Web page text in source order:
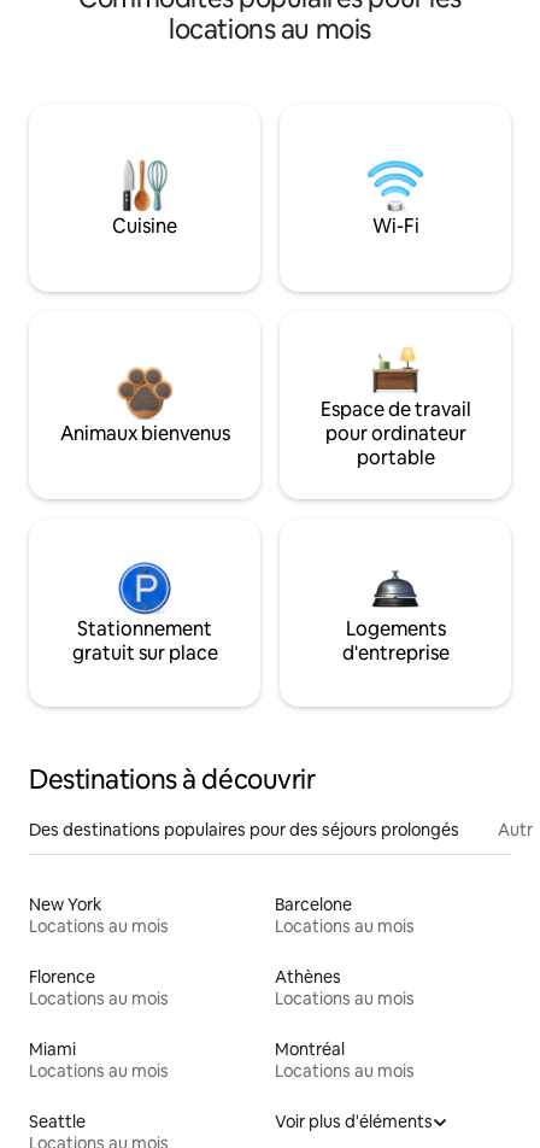
locations au mois
Cuisine Wi-Fi
Animaux bienvenus
Espace de travail
pour ordinateur
portable
Stationnement
gratuit sur place
Logements
d'entreprise
Destinations à découvrir
Des destinations populaires pour des séjours prolongés
New York
Locations au mois
Barcelone
Locations au mois
Florence
Locations au mois
Athènes
Locations au mois
Miami
Locations au mois
Montréal
Locations au mois
Seattle
Locations au mois
Voir plus d'éléments